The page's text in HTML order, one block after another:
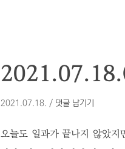
2021.07.18. / 댓글 남기기
오늘도 일과가 끝나지 않았